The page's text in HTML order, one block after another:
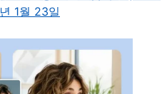
1월 23일